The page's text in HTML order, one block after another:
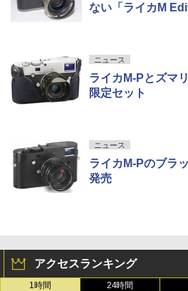
ない「ライカM
ニュース
ライカM-Pとズマ
限定セット
ニュース
ライカM-Pのブラ
発売
アクセスランキング
1時間 24時間